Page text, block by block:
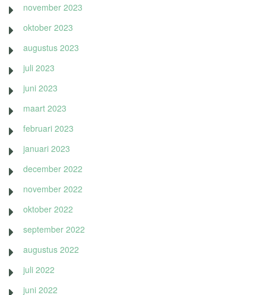
november 2023
oktober 2023
augustus 2023
juli 2023
juni 2023
maart 2023
februari 2023
januari 2023
december 2022
november 2022
oktober 2022
september 2022
augustus 2022
juli 2022
juni 2022